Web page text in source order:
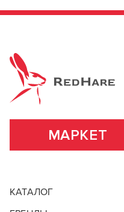
МАРКЕТ
КАТАЛОГ
смотреть товары и